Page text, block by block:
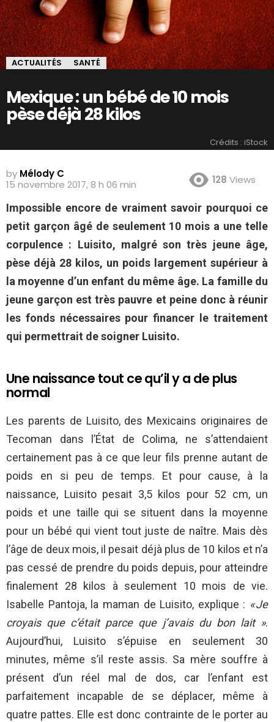
ACTUALITÉS SANTÉ
Mexique : un bébé de 10 mois
pèse déjà 28 kilos
Crédits : iStock
by Mélody C
15 novembre 2017, 8 h 06 min
128 Views
Impossible encore de vraiment savoir pourquoi ce
petit garçon âgé de seulement 10 mois a une telle
corpulence : Luisito, malgré son très jeune âge,
pèse déjà 28 kilos, un poids largement supérieur à
la moyenne d’un enfant du même âge. La famille du
jeune garçon est très pauvre et peine donc à réunir
les fonds nécessaires pour financer le traitement
qui permettrait de soigner Luisito.
Une naissance tout ce qu’il y a de plus
normal
Les parents de Luisito, des Mexicains originaires de
Tecoman dans l’État de Colima, ne s’attendaient
certainement pas à ce que leur fils prenne autant de
poids en si peu de temps. Et pour cause, à la
naissance, Luisito pesait 3,5 kilos pour 52 cm, un
poids et une taille qui se situent dans la moyenne
pour un bébé qui vient tout juste de naître. Mais dès
l’âge de deux mois, il pesait déjà plus de 10 kilos et n’a
pas cessé de prendre du poids depuis, pour atteindre
finalement 28 kilos à seulement 10 mois de vie.
Isabelle Pantoja, la maman de Luisito, explique : « Je
croyais que c’était parce que j’avais du bon lait ».
Aujourd’hui, Luisito s’épuise en seulement 30
minutes, même s’il reste assis. Sa mère souffre à
présent d’un réel mal de dos, car l’enfant est
parfaitement incapable de se déplacer, même à
quatre pattes. Elle est donc contrainte de le porter au